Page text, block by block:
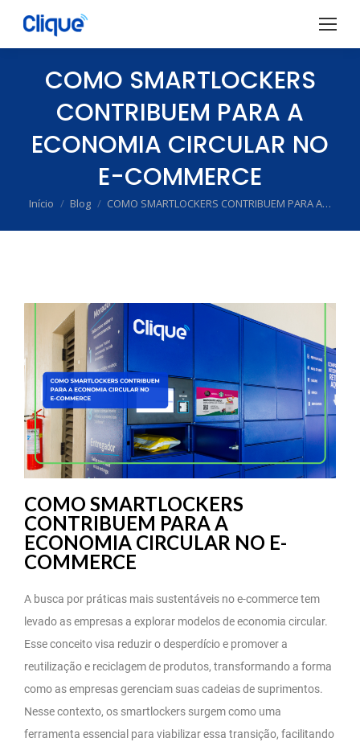
COMO SMARTLOCKERS
CONTRIBUEM PARA A
ECONOMIA CIRCULAR NO
E-COMMERCE
Você está aqui:
Início Blog COMO SMARTLOCKERS CONTRIBUEM PARA A…
COMO SMARTLOCKERS
CONTRIBUEM PARA A
ECONOMIA CIRCULAR NO E-
COMMERCE
A busca por práticas mais sustentáveis no e-commerce tem
levado as empresas a explorar modelos de economia circular.
Esse conceito visa reduzir o desperdício e promover a
reutilização e reciclagem de produtos, transformando a forma
como as empresas gerenciam suas cadeias de suprimentos.
Nesse contexto, os smartlockers surgem como uma
ferramenta essencial para viabilizar essa transição, facilitando